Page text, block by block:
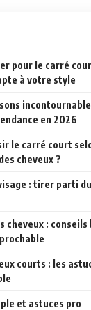
pour le carré
à votre style
en 2026
le carré court
cheveux ?
: tirer parti
cheveux : conseils
courts : les
et astuces pro